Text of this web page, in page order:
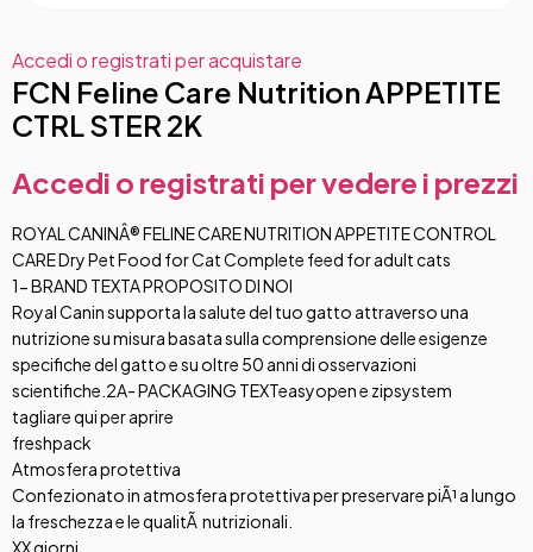
Accedi o registrati per acquistare
FCN Feline Care Nutrition APPETITE
CTRL STER 2K
Accedi o registrati per vedere i prezzi
ROYAL CANINÂ® FELINE CARE NUTRITION APPETITE CONTROL
CARE Dry Pet Food for Cat Complete feed for adult cats
1- BRAND TEXTA PROPOSITO DI NOI
Royal Canin supporta la salute del tuo gatto attraverso una
nutrizione su misura basata sulla comprensione delle esigenze
specifiche del gatto e su oltre 50 anni di osservazioni
scientifiche. 2A- PACKAGING TEXTeasyopen e zipsystem
tagliare qui per aprire
freshpack
Atmosfera protettiva
Confezionato in atmosfera protettiva per preservare piÃ¹ a lungo
la freschezza e le qualitÃ nutrizionali.